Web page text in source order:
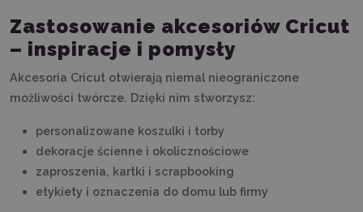
Zastosowanie akcesoriów Cricut
– inspiracje i pomysły
Akcesoria Cricut otwierają niemal nieograniczone
możliwości twórcze. Dzięki nim stworzysz:
personalizowane koszulki i torby
dekoracje ścienne i okolicznościowe
zaproszenia, kartki i scrapbooking
etykiety i oznaczenia do domu lub firmy